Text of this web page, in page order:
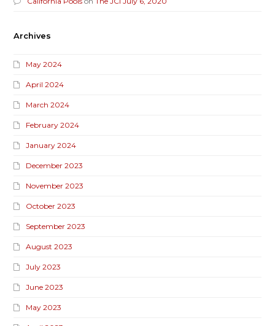
Archives
May 2024
April 2024
March 2024
February 2024
January 2024
December 2023
November 2023
October 2023
September 2023
August 2023
July 2023
June 2023
May 2023